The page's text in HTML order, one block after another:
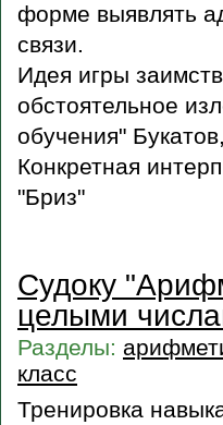
форме выявлять
связи.
Идея игры
обстоятельное
обучения"
Конкретная
"Бриз"
Судоку
целыми
Разделы:
класс
Тренировка